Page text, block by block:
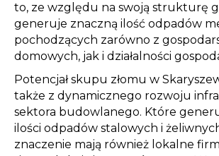
to, ze względu na swoją strukturę
generuje znaczną ilość odpadów
pochodzących zarówno z
domowych, jak i działalności
Potencjał skupu złomu w
także z dynamicznego rozwoju
sektora budowlanego. Które
ilości odpadów stalowych i
znaczenie mają również lokalne